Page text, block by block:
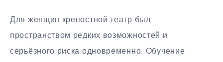
Для женщин крепостной театр был
пространством редких возможностей и
серьёзного риска одновременно. Обучение